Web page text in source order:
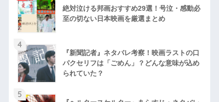
絶対泣ける邦画おすすめ29選！号泣・感動必
至の切ない日本映画を厳選まとめ
4
『新聞記者』ネタバレ考察！映画ラストの口
パクセリフは「ごめん」？どんな意味が込め
られていた？
5